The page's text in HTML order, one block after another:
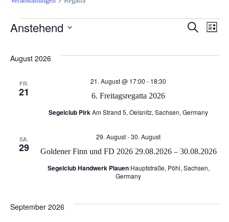
Veranstaltungen
V
e
a
s
t
a
Suche
V
e
s
Liste
Anstehend
wählen.
August 2026
FR.
21 6. Freitagsregatta 2026
21. August @ 17:00 - 18:30
Segelclub PirkAm Strand 5, Oelsnitz, Sachsen, Germany
SA.
29 Goldener Finn und FD 2026 29.08.2026 – 30.08.2026
29. August-30. August
Segelclub Handwerk Plauen Hauptstraße, Pöhl, Sachsen,
Germany
September 2026